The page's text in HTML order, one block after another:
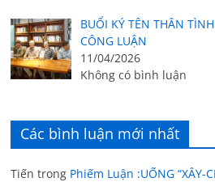
BUỔI KÝ TÊN THÂN
CÔNG LUẬN
11/04/2026
Không có bình luận
Các bình luận mới nhất
Tiến trong Phiếm Luận :UỐNG “XÂY-